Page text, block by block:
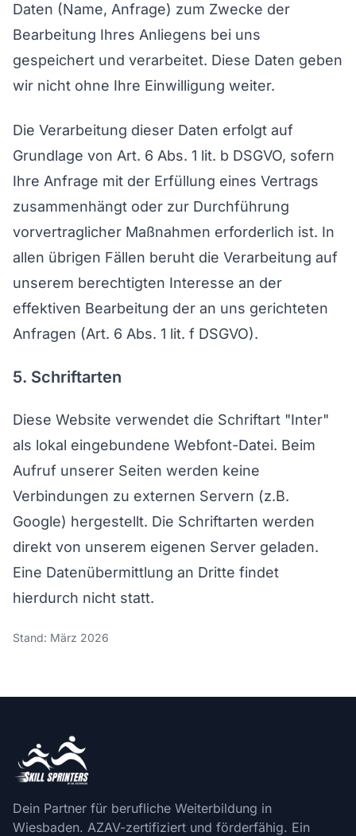
Daten (Name, Anfrage) zum Zwecke der
Bearbeitung Ihres Anliegens bei uns
gespeichert und verarbeitet. Diese Daten geben
wir nicht ohne Ihre Einwilligung weiter.
Die Verarbeitung dieser Daten erfolgt auf
Grundlage von Art. 6 Abs. 1 lit. b DSGVO, sofern
Ihre Anfrage mit der Erfüllung eines Vertrags
zusammenhängt oder zur Durchführung
vorvertraglicher Maßnahmen erforderlich ist. In
allen übrigen Fällen beruht die Verarbeitung auf
unserem berechtigten Interesse an der
effektiven Bearbeitung der an uns gerichteten
Anfragen (Art. 6 Abs. 1 lit. f DSGVO).
5. Schriftarten
Diese Website verwendet die Schriftart "Inter"
als lokal eingebundene Webfont-Datei. Beim
Aufruf unserer Seiten werden keine
Verbindungen zu externen Servern (z.B.
Google) hergestellt. Die Schriftarten werden
direkt von unserem eigenen Server geladen.
Eine Datenübermittlung an Dritte findet
hierdurch nicht statt.
Stand: März 2026
Dein Partner für berufliche Weiterbildung in
Wiesbaden. AZAV-zertifiziert und förderfähig. Ein